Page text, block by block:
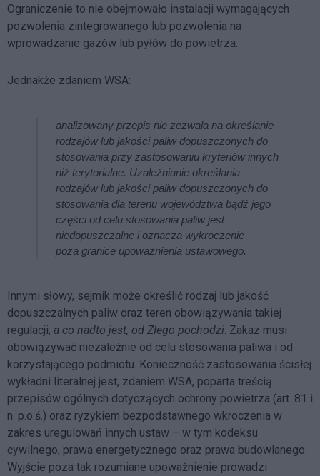
Ograniczenie to nie obejmowało instalacji wymagających
pozwolenia zintegrowanego lub pozwolenia na
wprowadzanie gazów lub pyłów do powietrza.
Jednakże zdaniem WSA:
analizowany przepis nie zezwala na określanie
rodzajów lub jakości paliw dopuszczonych do
stosowania przy zastosowaniu kryteriów innych
niż terytorialne. Uzależnianie określania
rodzajów lub jakości paliw dopuszczonych do
stosowania dla terenu województwa bądź jego
części od celu stosowania paliw jest
niedopuszczalne i oznacza wykroczenie
poza granice upoważnienia ustawowego.
Innymi słowy, sejmik może określić rodzaj lub jakość
dopuszczalnych paliw oraz teren obowiązywania takiej
regulacji; a co nadto jest, od Złego pochodzi. Zakaz musi
obowiązywać niezależnie od celu stosowania paliwa i od
korzystającego podmiotu. Konieczność zastosowania ścisłej
wykładni literalnej jest, zdaniem WSA, poparta treścią
przepisów ogólnych dotyczących ochrony powietrza (art. 81 i
n. p.o.ś.) oraz ryzykiem bezpodstawnego wkroczenia w
zakres uregulowań innych ustaw – w tym kodeksu
cywilnego, prawa energetycznego oraz prawa budowlanego.
Wyjście poza tak rozumiane upoważnienie prowadzi